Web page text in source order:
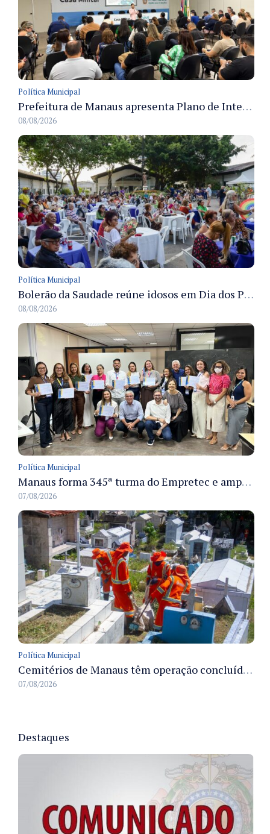
Política Municipal
Prefeitura de Manaus apresenta Plano de Integridade da CGM e qualifica servidores para governança e conformidade no biênio 2027-2028
08/08/2026
Política Municipal
Bolerão da Saudade reúne idosos em Dia dos Pais promovido pela Fundação Dr. Thomas em Manaus
08/08/2026
Política Municipal
Manaus forma 345ª turma do Empretec e amplia qualificação de empreendedores na cidade
07/08/2026
Política Municipal
Cemitérios de Manaus têm operação concluída e estrutura pronta para receber famílias no Dia dos Pais
07/08/2026
Destaques